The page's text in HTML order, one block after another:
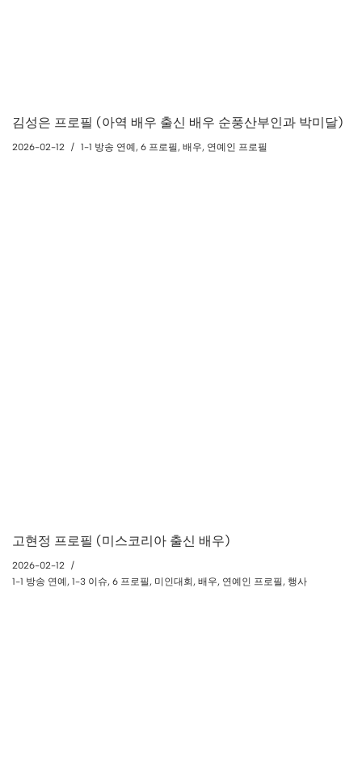
김성은 프로필 (아역 배우 출신 배우 순풍산부인과 박미달)
2026-02-12 1-1 방송 연예, 6 프로필, 배우, 연예인 프로필
고현정 프로필 (미스코리아 출신 배우)
2026-02-12
1-1 방송 연예, 1-3 이슈, 6 프로필, 미인대회, 배우, 연예인 프로필, 행사